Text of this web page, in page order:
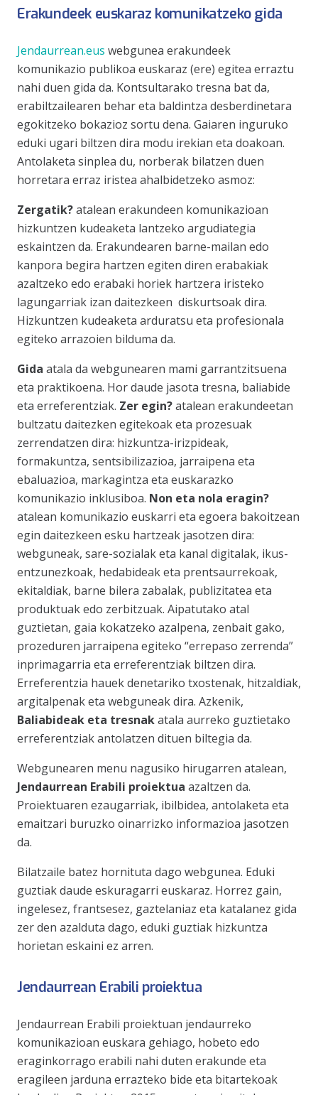
Erakundeek euskaraz komunikatzeko gida
Jendaurrean.eus webgunea erakundeek
komunikazio publikoa euskaraz (ere) egitea erraztu
nahi duen gida da. Kontsultarako tresna bat da,
erabiltzailearen behar eta baldintza desberdinetara
egokitzeko bokazioz sortu dena. Gaiaren inguruko
eduki ugari biltzen dira modu irekian eta doakoan.
Antolaketa sinplea du, norberak bilatzen duen
horretara erraz iristea ahalbidetzeko asmoz:
Zergatik?atalean erakundeen komunikazioan
hizkuntzen kudeaketa lantzeko argudiategia
eskaintzen da. Erakundearen barne-mailan edo
kanpora begira hartzen egiten diren erabakiak
azaltzeko edo erabaki horiek hartzera iristeko
lagungarriak izan daitezkeen diskurtsoak dira.
Hizkuntzen kudeaketa arduratsu eta profesionala
egiteko arrazoien bilduma da.
Gida atala da webgunearen mami garrantzitsuena
eta praktikoena. Hor daude jasota tresna, baliabide
eta erreferentziak. Zer egin?atalean erakundeetan
bultzatu daitezken egitekoak eta prozesuak
zerrendatzen dira: hizkuntza-irizpideak,
formakuntza, sentsibilizazioa, jarraipena eta
ebaluazioa, markagintza eta euskarazko
komunikazio inklusiboa. Non eta nola eragin?
atalean komunikazio euskarri eta egoera bakoitzean
egin daitezkeen esku hartzeak jasotzen dira:
webguneak, sare-sozialak eta kanal digitalak, ikus-
entzunezkoak, hedabideak eta prentsaurrekoak,
ekitaldiak, barne bilera zabalak, publizitatea eta
produktuak edo zerbitzuak. Aipatutako atal
guztietan, gaia kokatzeko azalpena, zenbait gako,
prozeduren jarraipena egiteko “errepaso zerrenda”
inprimagarria eta erreferentziak biltzen dira.
Erreferentzia hauek denetariko txostenak, hitzaldiak,
argitalpenak eta webguneak dira. Azkenik,
Baliabideak eta tresnakatala aurreko guztietako
erreferentziak antolatzen dituen biltegia da.
Webgunearen menu nagusiko hirugarren atalean,
Jendaurrean Erabili proiektua azaltzen da.
Proiektuaren ezaugarriak, ibilbidea, antolaketa eta
emaitzari buruzko oinarrizko informazioa jasotzen
da.
Bilatzaile batez hornituta dago webgunea. Eduki
guztiak daude eskuragarri euskaraz. Horrez gain,
ingelesez, frantsesez, gaztelaniaz eta katalanez gida
zer den azalduta dago, eduki guztiak hizkuntza
horietan eskaini ez arren.
Jendaurrean Erabili proiektua
Jendaurrean Erabili proiektuan jendaurreko
komunikazioan euskara gehiago, hobeto edo
eraginkorrago erabili nahi duten erakunde eta
eragileen jarduna errazteko bide eta bitartekoak